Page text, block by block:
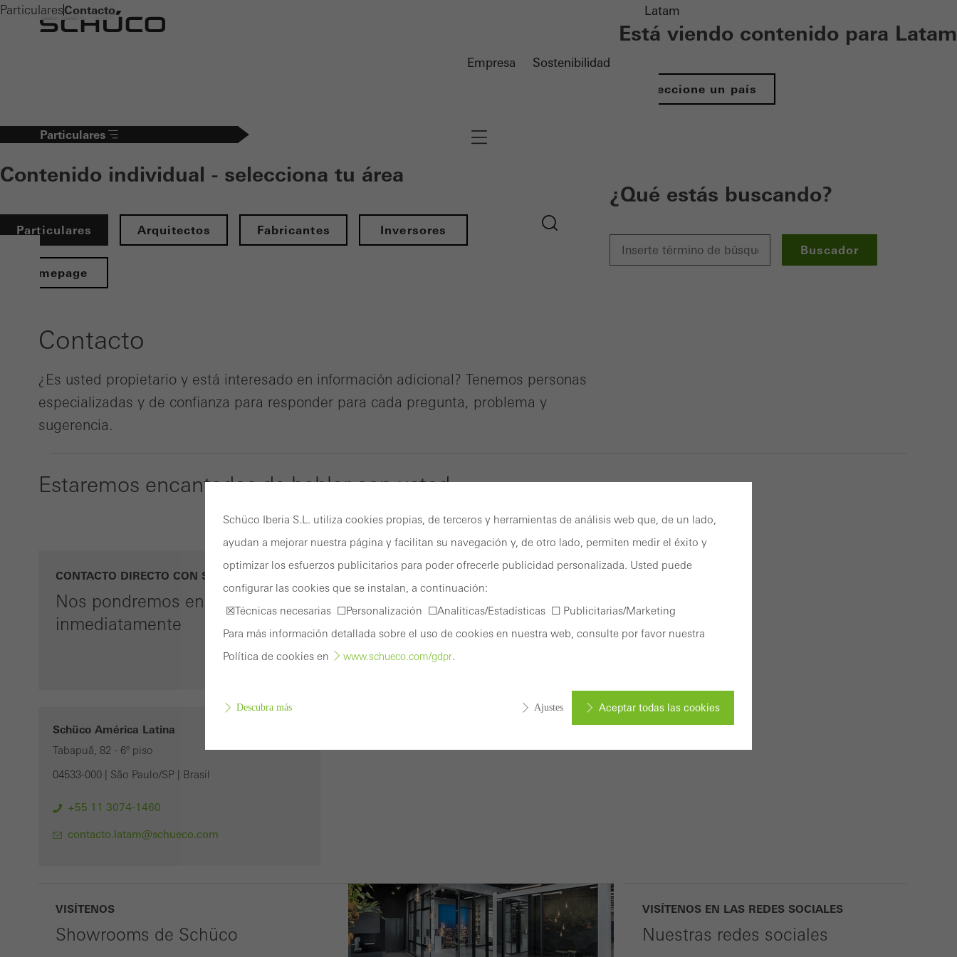
Empresa Sostenibilidad
Latam
Está viendo contenido para Latam
Seleccione un país
Particulares
Contenido individual - selecciona tu área
Particulares Arquitectos Fabricantes Inversores
Homepage
Navigation öffnen
¿Qué estás buscando?
Buscador
ParticularesContacto
Contacto
¿Es usted propietario y está interesado en información adicional? Tenemos personas
especializadas y de confianza para responder para cada pregunta, problema y
sugerencia.
Estaremos encantados de hablar con usted.
CONTACTO DIRECTO CON SCHÜCO
Nos pondremos en contacto con usted
inmediatamente
Schüco América Latina
Tabapuã, 82 - 6º piso
04533-000 | São Paulo/SP | Brasil
+55 11 3074-1460
contacto.latam@schueco.com
VISÍTENOS
Showrooms de Schüco
VISÍTENOS EN LAS REDES SOCIALES
Nuestras redes sociales
Schüco Iberia S.L. utiliza cookies propias, de terceros y herramientas de análisis web que, de un lado,
ayudan a mejorar nuestra página y facilitan su navegación y, de otro lado, permiten medir el éxito y
optimizar los esfuerzos publicitarios para poder ofrecerle publicidad personalizada. Usted puede
configurar las cookies que se instalan, a continuación:
☒Técnicas necesarias ☐Personalización ☐Analíticas/Estadísticas ☐ Publicitarias/Marketing
Para más información detallada sobre el uso de cookies en nuestra web, consulte por favor nuestra
Política de cookies en
www.schueco.com/gdpr.
Descubra más Ajustes Aceptar todas las cookies
Estas cookies se utilizan con fines estadísticos con el fin de analizar el uso del sitio web y
optimizar nuestra oferta mediante la evaluación de campañas que hemos realizado, por
ejemplo. Estas cookies se utilizan para mejorar la facilidad de uso del sitio web y, por
tanto, la experiencia del usuario. Recopilan información sobre cómo se usa el sitio web, el